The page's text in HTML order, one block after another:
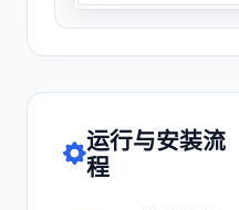
运行与安装流
程